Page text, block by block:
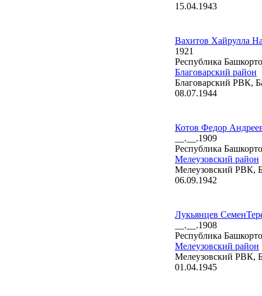
15.04.1943
Вахитов Хайрулла
1921
Республика
Благоварский район
Благоварский РВК,
08.07.1944
Котов Федор
__.__.1909
Республика
Мелеузовский район
Мелеузовский РВК,
06.09.1942
Лукьянцев
__.__.1908
Республика
Мелеузовский район
Мелеузовский РВК,
01.04.1945